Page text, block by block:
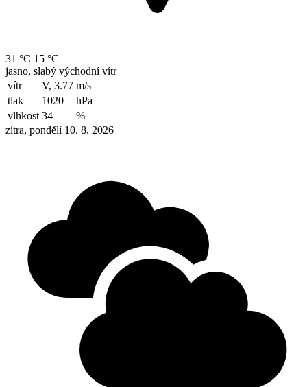
31 °C 15 °C
jasno, slabý východní vítr
vítr
V, 3.77 m/s
tlak
1020
hPa
vlhkost 34
%
zítra, pondělí 10. 8. 2026